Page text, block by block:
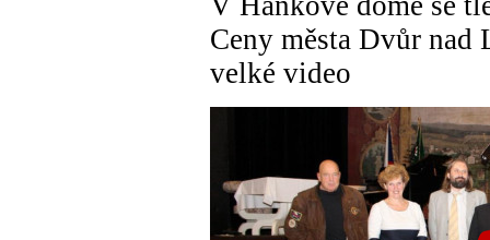
Ceny města Dvůr nad
velké video